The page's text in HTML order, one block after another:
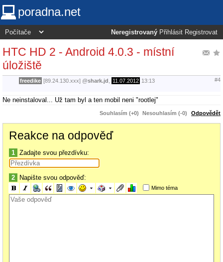
poradna.net
Neregistrovaný Přihlásit Registrovat
HTC HD 2 - Android 4.0.3 - místní
úložiště
freedike [89.24.130.xxx] @shark.jd 11.07.2012 13:13 #4
Ne neinstaloval... Už tam byl a ten mobil neni "rootlej"
Souhlasím (+0) Nesouhlasím (-0) Odpovědět
Reakce na odpověď
1 Zadajte svou přezdívku:
2 Napište svou odpověď:
Mimo téma